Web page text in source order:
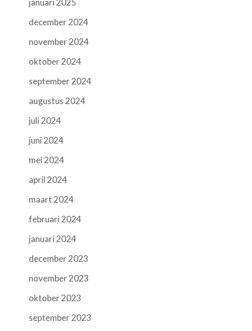
januari 2025
december 2024
november 2024
oktober 2024
september 2024
augustus 2024
juli 2024
juni 2024
mei 2024
april 2024
maart 2024
februari 2024
januari 2024
december 2023
november 2023
oktober 2023
september 2023